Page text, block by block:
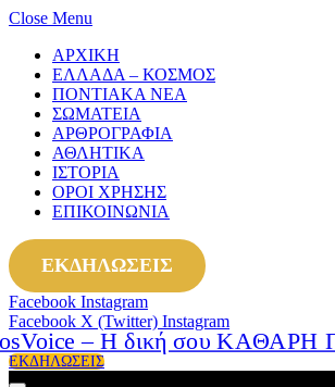
Close Menu
ΑΡΧΙΚΗ
ΕΛΛΑΔΑ – ΚΟΣΜΟΣ
ΠΟΝΤΙΑΚΑ ΝΕΑ
ΣΩΜΑΤΕΙΑ
ΑΡΘΡΟΓΡΑΦΙΑ
ΑΘΛΗΤΙΚΑ
ΙΣΤΟΡΙΑ
ΟΡΟΙ ΧΡΗΣΗΣ
ΕΠΙΚΟΙΝΩΝΙΑ
ΕΚΔΗΛΩΣΕΙΣ
Facebook Instagram
Facebook X (Twitter) Instagram
ΕΚΔΗΛΩΣΕΙΣ